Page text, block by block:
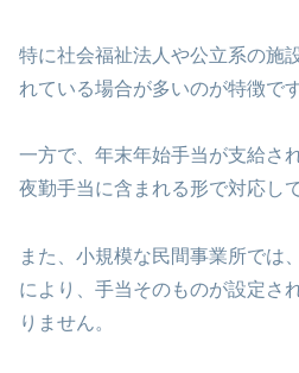
特に社会福祉法人や公立系の施
れている場合が多いのが特徴です
一方で、年末年始手当が支給さ
夜勤手当に含まれる形で対応し
また、小規模な民間事業所では
により、手当そのものが設定さ
りません。